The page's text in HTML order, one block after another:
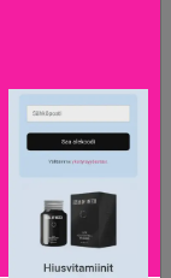
Warm Dark